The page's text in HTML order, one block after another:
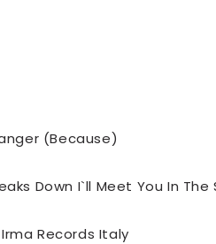
(Because)
Down I`ll Meet You In The
Records Italy